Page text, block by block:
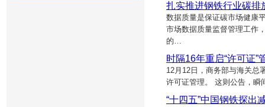
扎实推进钢铁行业碳排
数据质量是保证碳市场健康
市场数据质量监督管理工作
的…
时隔16年重启“许可证
12月12日，商务部与海关总
许可证管理。 这则公告，
“十四五”中国钢铁探出